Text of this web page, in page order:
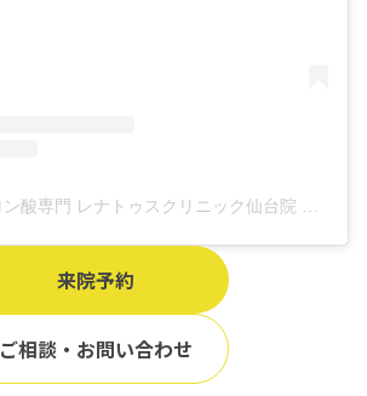
医療脱毛/ヒアルロン酸専門 レナトゥスクリニック仙台院 高橋希(@renaclisendai)がシェアした投稿
来院予約
ご相談・お問い合わせ